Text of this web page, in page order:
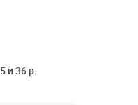
и 36 р.